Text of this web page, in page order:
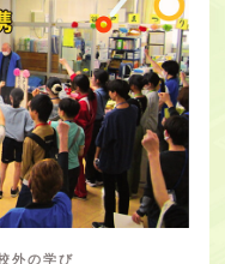
外の学び